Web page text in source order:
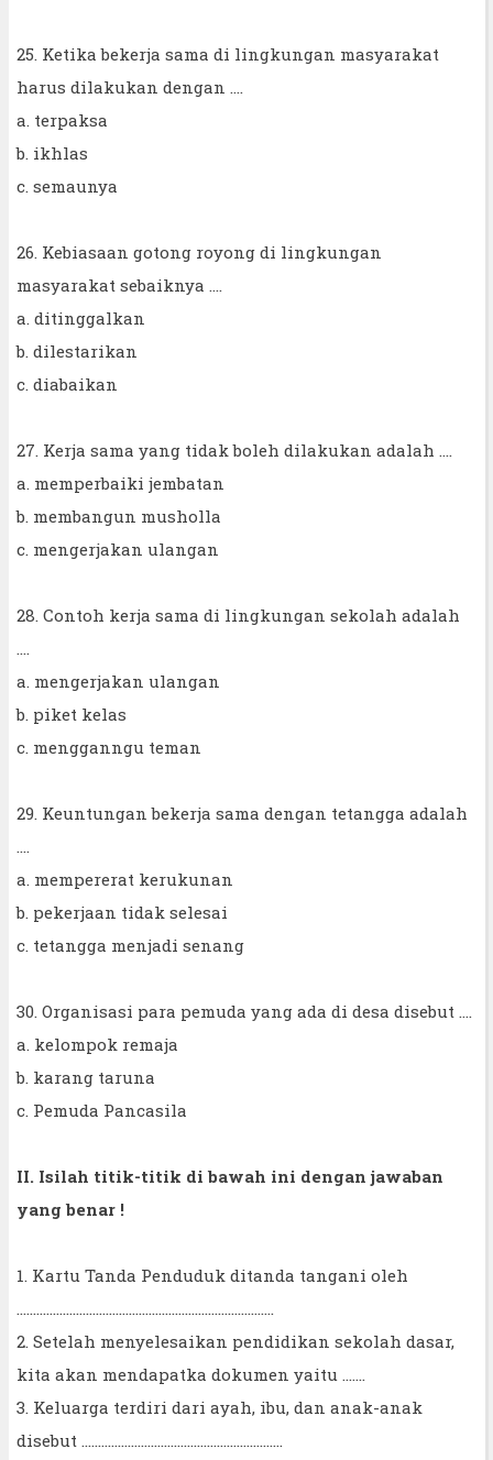
25. Ketika bekerja sama di lingkungan masyarakat
harus dilakukan dengan ....
a. terpaksa
b. ikhlas
c. semaunya
26. Kebiasaan gotong royong di lingkungan
masyarakat sebaiknya ....
a. ditinggalkan
b. dilestarikan
c. diabaikan
27. Kerja sama yang tidak boleh dilakukan adalah ....
a. memperbaiki jembatan
b. membangun musholla
c. mengerjakan ulangan
28. Contoh kerja sama di lingkungan sekolah adalah
a. mengerjakan ulangan
b. piket kelas
c. mengganngu teman
29. Keuntungan bekerja sama dengan tetangga adalah
a. mempererat kerukunan
b. pekerjaan tidak selesai
c. tetangga menjadi senang
30. Organisasi para pemuda yang ada di desa disebut ....
a. kelompok remaja
b. karang taruna
c. Pemuda Pancasila
II. Isilah titik-titik di bawah ini dengan jawaban
yang benar !
1. Kartu Tanda Penduduk ditanda tangani oleh
2. Setelah menyelesaikan pendidikan sekolah dasar,
kita akan mendapatka dokumen yaitu .......
3. Keluarga terdiri dari ayah, ibu, dan anak-anak
disebut .............................................................